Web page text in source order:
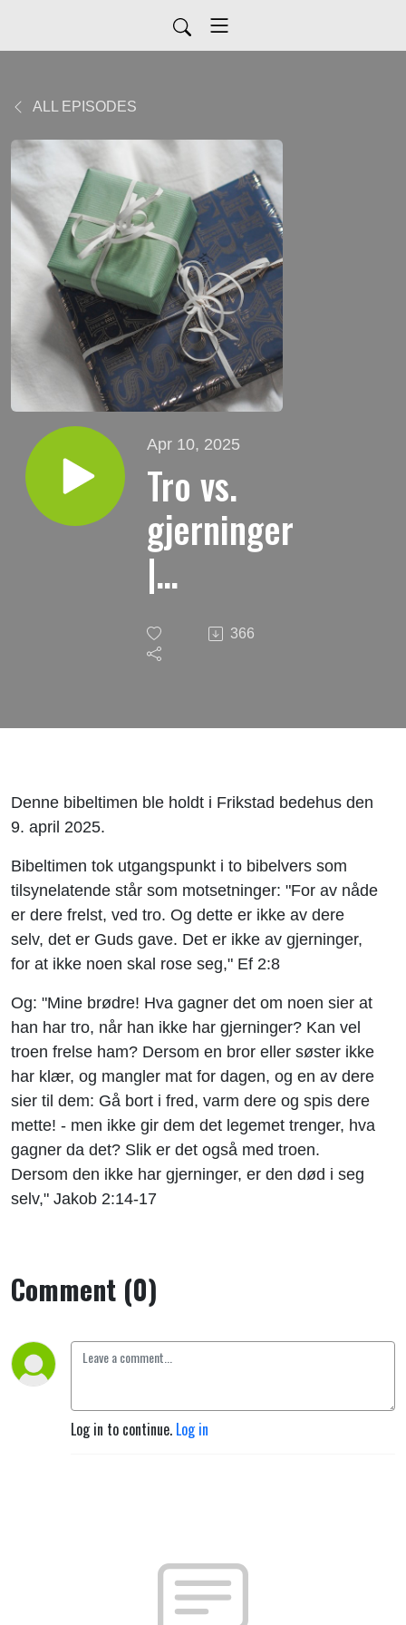
ALL EPISODES
Apr 10, 2025
Tro vs.
gjerninger
|
Bibeltime
i Frikstad
366
Denne bibeltimen ble holdt i Frikstad bedehus den
9. april 2025.
Bibeltimen tok utgangspunkt i to bibelvers som
tilsynelatende står som motsetninger: "For av nåde
er dere frelst, ved tro. Og dette er ikke av dere
selv, det er Guds gave. Det er ikke av gjerninger,
for at ikke noen skal rose seg," Ef 2:8
Og: "Mine brødre! Hva gagner det om noen sier at
han har tro, når han ikke har gjerninger? Kan vel
troen frelse ham? Dersom en bror eller søster ikke
har klær, og mangler mat for dagen, og en av dere
sier til dem: Gå bort i fred, varm dere og spis dere
mette! - men ikke gir dem det legemet trenger, hva
gagner da det? Slik er det også med troen.
Dersom den ikke har gjerninger, er den død i seg
selv," Jakob 2:14-17
Comment (0)
Log in to continue. Log in